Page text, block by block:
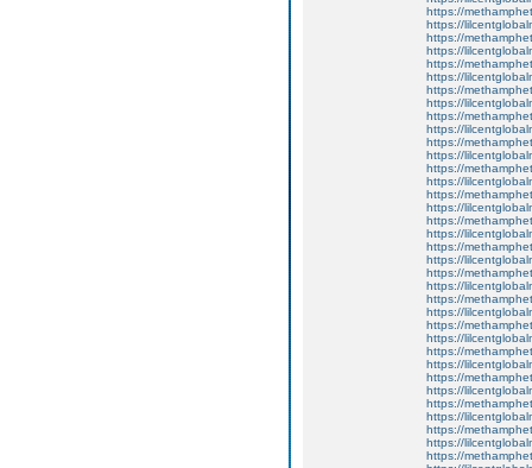
https://
https://
https://
https://
https://
https://
https://
https://
https://
https://
https://
https://
https://
https://
https://
https://
https://
https://
https://
https://
https://
https://
https://
https://
https://
https://
https://
https://
https://
https://
https://
https://
https://
https://
https://